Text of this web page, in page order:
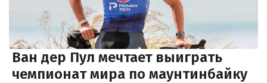
Ван дер Пул мечтает выиграть
чемпионат мира по маунтинбайку